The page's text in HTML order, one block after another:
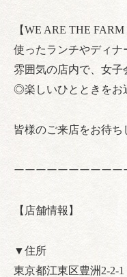
【WE ARE THE
使ったランチやディナ
雰囲気の店内で、女子
◎楽しいひとときをお
皆様のご来店をお待ち
ーーーーーーーーー
【店舗情報】
▼住所
東京都江東区豊洲2-2-